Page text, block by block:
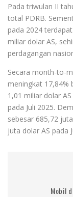
Pada triwulan II
total PDRB.
pada 2024
miliar dolar AS,
perdagangan
Secara month-to-
meningkat 17,84%
1,01 miliar dolar
pada Juli 2025.
sebesar 685,72
juta dolar AS pada
Mobil